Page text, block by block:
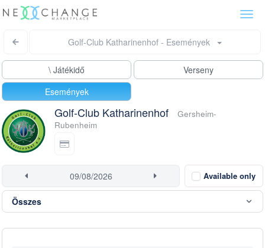
Golf-Club Katharinenhof - Események
\ Játékidő
Verseny
Események
Golf-Club Katharinenhof
Gersheim-
Rubenheim
Available only